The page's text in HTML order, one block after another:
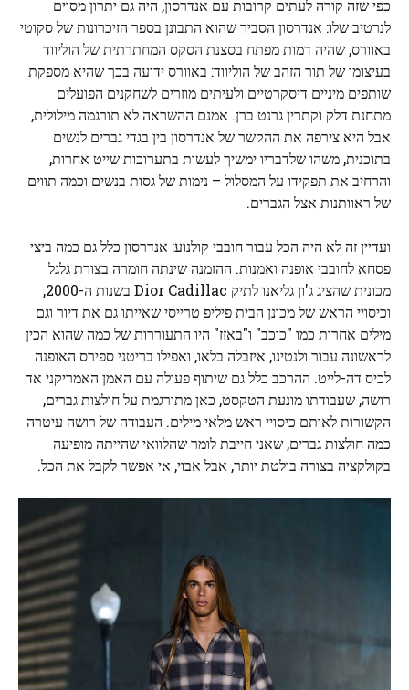
כפי שזה קורה לעתים קרובות עם אנדרסון, היה גם יתרון מסוים
לנרטיב שלו: אנדרסון הסביר שהוא התבונן בספר הזיכרונות של סקוטי
באוורס, שהיה דמות מפתח בסצנת הסקס המחתרתית של הוליווד
בעיצומו של תור הזהב של הוליווד: באוורס ידועה בכך שהיא מספקת
שותפים מיניים דיסקרטיים ולעיתים מוזרים לשחקנים הפועלים
מתחנת דלק וקתרין גרנט ברן. אמנם ההשראה לא תורגמה מילולית,
אבל היא צירפה את ההקשר של אנדרסון בין בגדי גברים לנשים
בתוכנית, משהו שלדבריו ימשיך לעשות בתערוכות שייט אחרות,
והרחיב את תפקידו על המסלול – נימות של גסות בנשים וכמה תווים
של ראוותנות אצל הגברים.
ועדיין זה לא היה הכל עבור חובבי קולנוע: אנדרסון כלל גם כמה ביצי
פסחא לחובבי אופנה ואמנות. ההזמנה שינתה חומרה בצורת גלגל
מכונית שהציג ג'ון גליאנו לתיק Dior Cadillac בשנות ה-2000,
וכיסויי הראש של מכונן הבית פיליפ טרייסי שאייתו גם את דיור וגם
מילים אחרות כמו "כוכב" ו"באזז" היו התעוררות של כמה שהוא הכין
לראשונה עבור ולנטינו, איזבלה בלאו, ואפילו בריטני ספירס האופנה
לכיס דה-לייט. ההרכב כלל גם שיתוף פעולה עם האמן האמריקני אד
רושה, שעבודתו מונעת הטקסט, כאן מתורגמת על חולצות גברים,
הקשורות לאותם כיסויי ראש מלאי מילים. העבודה של רושה עיטרה
כמה חולצות גברים, שאני חייבת לומר שהלוואי שהייתה מופיעה
בקולקציה בצורה בולטת יותר, אבל אבוי, אי אפשר לקבל את הכל.